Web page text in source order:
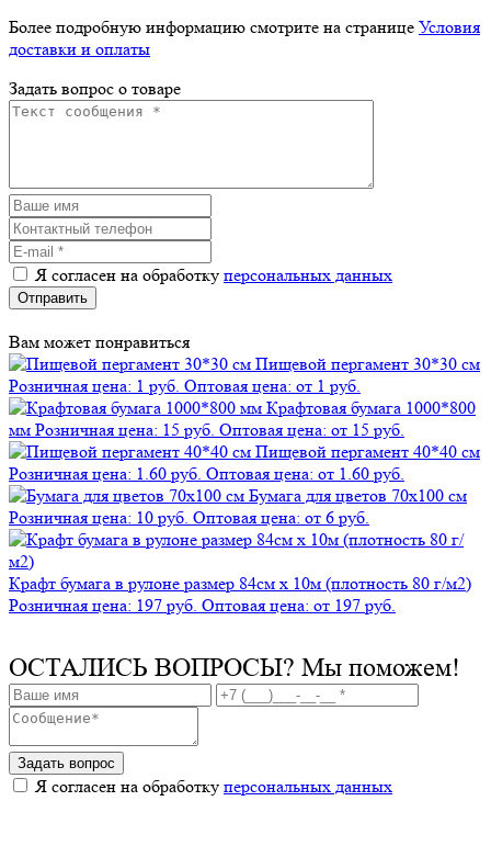
Более подробную информацию смотрите на странице Условия
доставки и оплаты
Задать вопрос о товаре
Я согласен на обработку персональных данных
Отправить
Вам может понравиться
Пищевой пергамент 30*30 см
Розничная цена: 1 руб. Оптовая цена: от 1 руб.
Крафтовая бумага 1000*800
мм Розничная цена: 15 руб. Оптовая цена: от 15 руб.
Пищевой пергамент 40*40 см
Розничная цена: 1.60 руб. Оптовая цена: от 1.60 руб.
Бумага для цветов 70х100 см
Розничная цена: 10 руб. Оптовая цена: от 6 руб.
Крафт бумага в рулоне размер 84см х 10м (плотность 80 г/м2)
Розничная цена: 197 руб. Оптовая цена: от 197 руб.
ОСТАЛИСЬ ВОПРОСЫ? Мы поможем!
Задать вопрос
Я согласен на обработку персональных данных